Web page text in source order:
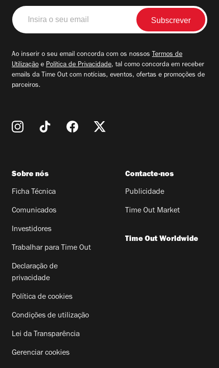
Insira
o
seu
Ao inserir o seu email concorda com os nossos Termos de
Utilização e Política de Privacidade, tal como concorda em receber
emails da Time Out com notícias, eventos, ofertas e promoções de
parceiros.
Sobre nós
Ficha Técnica
Comunicados
Investidores
Trabalhar para Time Out
Declaração de
privacidade
Política de cookies
Condições de utilização
Lei da Transparência
Gerenciar cookies
Contacte-nos
Publicidade
Time Out Market
Time Out Worldwide